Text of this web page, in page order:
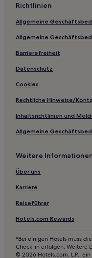
Mt. Hood Hotels
Hotels nahe The Grotto
Hotels nahe Station
Hotels nahe Metzger Park
Southeast Portland: Hotels
Maupin Hotels
Hotels nahe Lindbergh’s
Hotels nahe Lillis Albina
Hotels nahe Alberta Park
Hotels nahe Station SE
Argay Terrace: Hotels
Hotels nahe Station East
Wasco County: Hotels
Raleigh West: Hotels
Kelso Hotels
Sumner: Hotels
Richtlinien
Allgemeine
Allgemeine
Barrierefreiheit
Datenschutz
Cookies
Rechtliche Hinweise/
Inhaltsrichtlinien und
Allgemeine
Weitere
Über uns
Karriere
Reiseführer
Hotels.com Rewards
*Bei einigen Hotels muss
Check-in erfolgen. Weitere
© 2026 Hotels.com, L.P.,